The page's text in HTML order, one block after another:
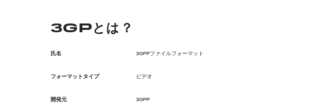
3GPとは？
氏名 3GPPファイルフォーマット
フォーマットタイプ ビデオ
開発元 3GPP